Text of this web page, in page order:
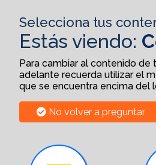
Selecciona tus
Estás viendo:
Para cambiar al contenido de
adelante recuerda utilizar el
que se encuentra encima del
No volver a preguntar